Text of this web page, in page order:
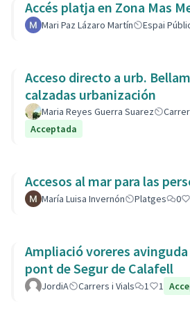
Accés platja en Zona Mas
Mari Paz Lázaro Martín Espai
Acceso directo a urb.
calzadas urbanización
Maria Reyes Guerra Suarez
Acceptada
Accesos al mar para las
María Luisa Invernón Platges 0
Ampliació voreres
pont de Segur de Calafell
JordiA Carrers i Vials 1 1